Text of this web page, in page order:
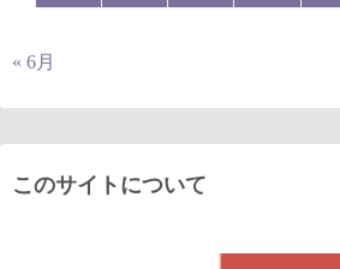
« 6月
このサイトについて